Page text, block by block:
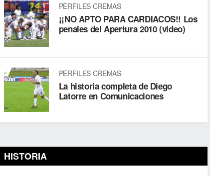
PERFILES CREMAS
¡¡NO APTO PARA CARDIACOS!! Los
penales del Apertura 2010 (video)
PERFILES CREMAS
La historia completa de Diego
Latorre en Comunicaciones
HISTORIA